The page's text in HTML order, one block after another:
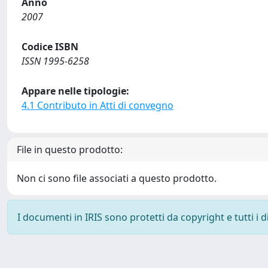
2007
Codice ISBN
ISSN 1995-6258
Appare nelle tipologie:
4.1 Contributo in Atti di convegno
File in questo prodotto:
Non ci sono file associati a questo prodotto.
I documenti in IRIS sono protetti da copyright e tutti i